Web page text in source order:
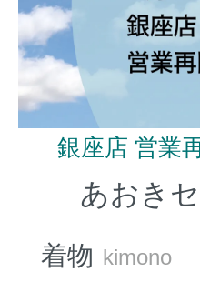
銀座店 営業
あおき
着物 kimono